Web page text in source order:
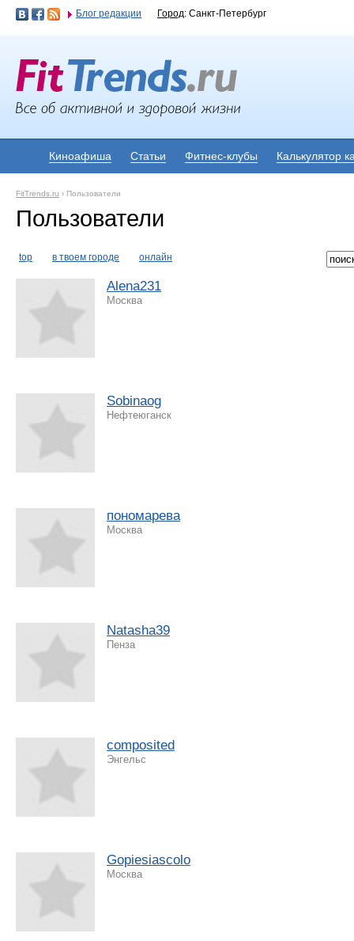
Блог редакции Город: Санкт-Петербург
Киноафиша Статьи Фитнес-клубы Калькулятор
FitTrends.ru › Пользователи
Пользователи
top в твоем городе онлайн
Alena231
Москва
Sobinaog
Нефтеюганск
пономарева
Москва
Natasha39
Пенза
composited
Энгельс
Gopiesiascolo
Москва